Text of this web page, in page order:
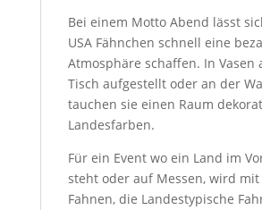
Bei einem Motto Abend lässt
USA Fähnchen schnell eine
Atmosphäre schaffen. In Vasen
Tisch aufgestellt oder an der
tauchen sie einen Raum
Landesfarben.
Für ein Event wo ein Land im
steht oder auf Messen, wird mit
Fahnen, die Landestypische